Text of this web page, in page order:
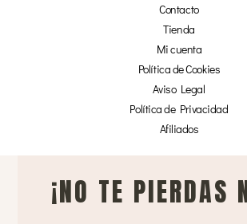
Contacto
Tienda
Mi cuenta
Política de Cookies
Aviso Legal
Política de Privacidad
Afiliados
¡NO TE PIERDAS